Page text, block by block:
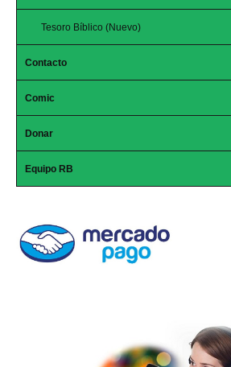
Tesoro Bíblico (Nuevo)
Contacto
Comic
Donar
Equipo RB